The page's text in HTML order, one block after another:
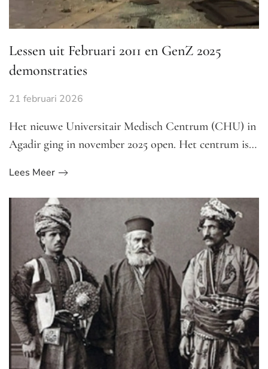
Lessen uit Februari 2011 en GenZ 2025
demonstraties
21 februari 2026
Het nieuwe Universitair Medisch Centrum (CHU) in
Agadir ging in november 2025 open. Het centrum is…
Lees Meer